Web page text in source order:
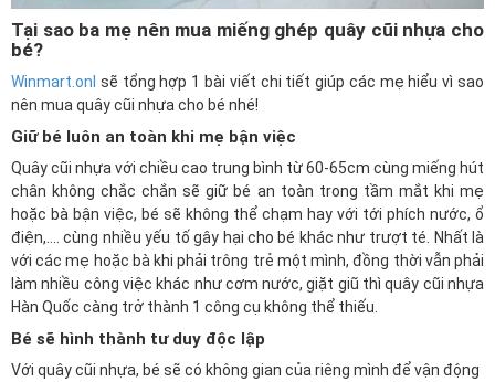
Tại sao ba mẹ nên mua miếng ghép quây cũi nhựa cho
bé?
Winmart.onl sẽ tổng hợp 1 bài viết chi tiết giúp các mẹ hiểu vì sao
nên mua quây cũi nhựa cho bé nhé!
Giữ bé luôn an toàn khi mẹ bận việc
Quây cũi nhựa với chiều cao trung bình từ 60-65cm cùng miếng hút
chân không chắc chắn sẽ giữ bé an toàn trong tầm mắt khi mẹ
hoặc bà bận việc, bé sẽ không thể chạm hay với tới phích nước, ổ
điện,…. cùng nhiều yếu tố gây hại cho bé khác như trượt té. Nhất là
với các mẹ hoặc bà khi phải trông trẻ một mình, đồng thời vẫn phải
làm nhiều công việc khác như cơm nước, giặt giũ thì quây cũi nhựa
Hàn Quốc càng trở thành 1 công cụ không thể thiếu.
Bé sẽ hình thành tư duy độc lập
Với quây cũi nhựa, bé sẽ có không gian của riêng mình để vận động